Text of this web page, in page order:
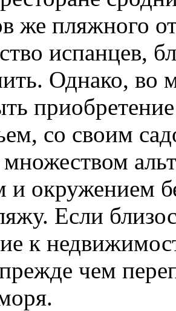
же пляжного
испанцев,
Однако, во
со своим
множеством
и окружением
Если
к
чем